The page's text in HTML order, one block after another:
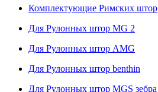
Комплектующие Римских штор
Для Рулонных штор MG 2
Для Рулонных штор AMG
Для Рулонных штор benthin
Для Рулонных штор MGS зебра